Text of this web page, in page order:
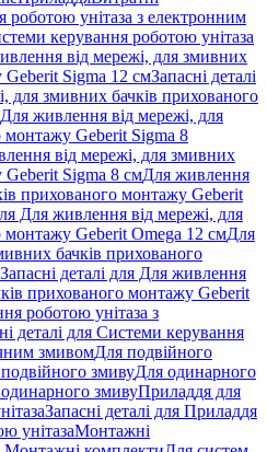
роботою унітаза з електронним
керування роботою унітаза
від мережі, для змивних
Geberit Sigma 12 смЗапасні деталі
для змивних бачків прихованого
Для живлення від мережі, для
монтажу Geberit Sigma 8
від мережі, для змивних
Geberit Sigma 8 смДля живлення
прихованого монтажу Geberit
Для живлення від мережі, для
монтажу Geberit Omega 12 смДля
бачків прихованого
Запасні деталі для Для живлення
прихованого монтажу Geberit
роботою унітаза з
деталі для Системи керування
змивомДля подвійного
змивуДля одинарного
одинарного змивуПриладдя для
Запасні деталі для Приладдя
унітазаМонтажні